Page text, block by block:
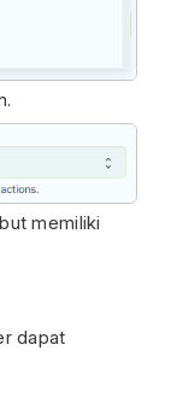
memiliki
dapat